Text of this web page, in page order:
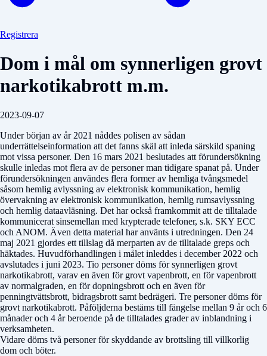
Registrera
Dom i mål om synnerligen grovt
narkotikabrott m.m.
2023-09-07
Under början av år 2021 nåddes polisen av sådan
underrättelseinformation att det fanns skäl att inleda särskild spaning
mot vissa personer. Den 16 mars 2021 beslutades att förundersökning
skulle inledas mot flera av de personer man tidigare spanat på. Under
förundersökningen användes flera former av hemliga tvångsmedel
såsom hemlig avlyssning av elektronisk kommunikation, hemlig
övervakning av elektronisk kommunikation, hemlig rumsavlyssning
och hemlig dataavläsning. Det har också framkommit att de tilltalade
kommunicerat sinsemellan med krypterade telefoner, s.k. SKY ECC
och ANOM. Även detta material har använts i utredningen. Den 24
maj 2021 gjordes ett tillslag då merparten av de tilltalade greps och
häktades. Huvudförhandlingen i målet inleddes i december 2022 och
avslutades i juni 2023. Tio personer döms för synnerligen grovt
narkotikabrott, varav en även för grovt vapenbrott, en för vapenbrott
av normalgraden, en för dopningsbrott och en även för
penningtvättsbrott, bidragsbrott samt bedrägeri. Tre personer döms för
grovt narkotikabrott. Påföljderna bestäms till fängelse mellan 9 år och 6
månader och 4 år beroende på de tilltalades grader av inblandning i
verksamheten.
Vidare döms två personer för skyddande av brottsling till villkorlig
dom och böter.